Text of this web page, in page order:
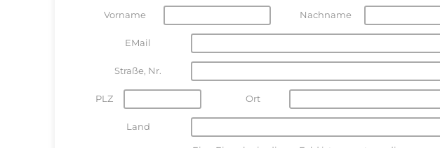
Vorname Nachname
EMail
Straße, Nr.
PLZ Ort
Land